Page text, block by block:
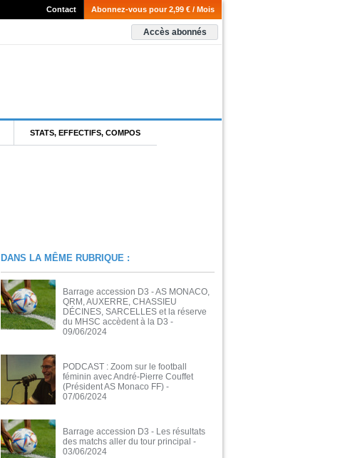
Abonnez-vous pour 2,99 € / Mois
Contact
Accès abonnés
STATS, EFFECTIFS, COMPOS
DANS LA MÊME RUBRIQUE :
Barrage accession D3 - AS MONACO,
QRM, AUXERRE, CHASSIEU
DÉCINES, SARCELLES et la réserve
du MHSC accèdent à la D3 -
09/06/2024
PODCAST : Zoom sur le football
féminin avec André-Pierre Couffet
(Président AS Monaco FF) -
07/06/2024
Barrage accession D3 - Les résultats
des matchs aller du tour principal -
03/06/2024